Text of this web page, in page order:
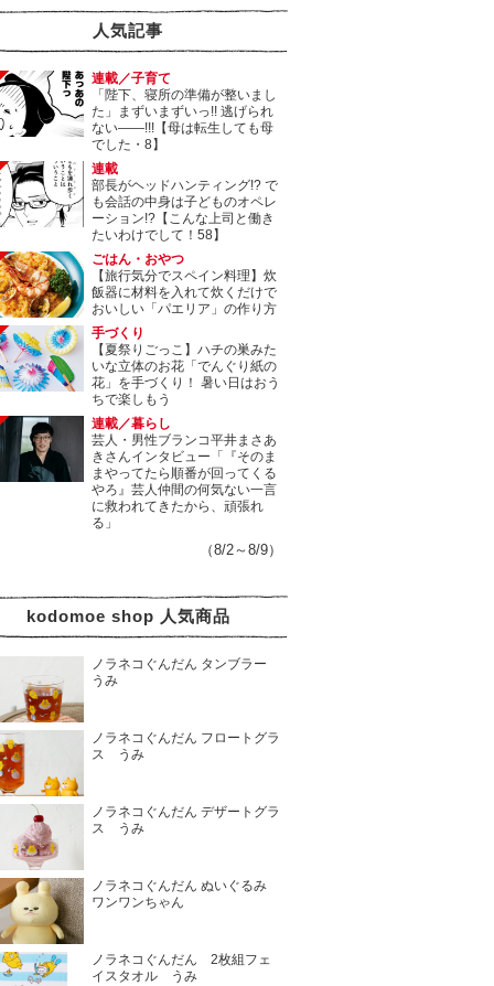
人気記事
連載／子育て
「陛下、寝所の準備が整いまし
た」まずいまずいっ!! 逃げられ
ない――!!!【母は転生しても母
でした・8】
連載
部長がヘッドハンティング!? で
も会話の中身は子どものオペレ
ーション!?【こんな上司と働き
たいわけでして！58】
ごはん・おやつ
【旅行気分でスペイン料理】炊
飯器に材料を入れて炊くだけで
おいしい「パエリア」の作り方
手づくり
【夏祭りごっこ】ハチの巣みた
いな立体のお花「でんぐり紙の
花」を手づくり！ 暑い日はおう
ちで楽しもう
連載／暮らし
芸人・男性ブランコ平井まさあ
きさんインタビュー「『そのま
まやってたら順番が回ってくる
やろ』芸人仲間の何気ない一言
に救われてきたから、頑張れ
る」
（8/2～8/9）
kodomoe shop 人気商品
ノラネコぐんだん タンブラー
うみ
ノラネコぐんだん フロートグラ
ス うみ
ノラネコぐんだん デザートグラ
ス うみ
ノラネコぐんだん ぬいぐるみ
ワンワンちゃん
ノラネコぐんだん 2枚組フェ
イスタオル うみ